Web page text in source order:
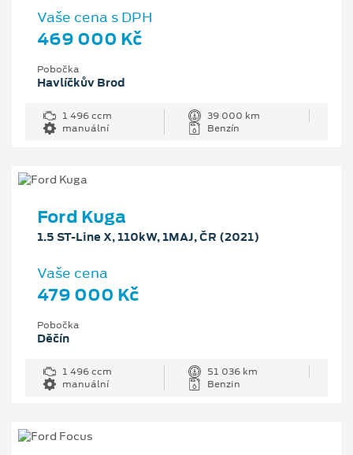
Vaše cena s DPH
469 000 Kč
Pobočka
Havlíčkův Brod
1 496 ccm
39 000 km
manuální
Benzín
Ford Kuga
1.5 ST-Line X, 110kW, 1MAJ, ČR (2021)
Vaše cena
479 000 Kč
Pobočka
Děčín
1 496 ccm
51 036 km
manuální
Benzin